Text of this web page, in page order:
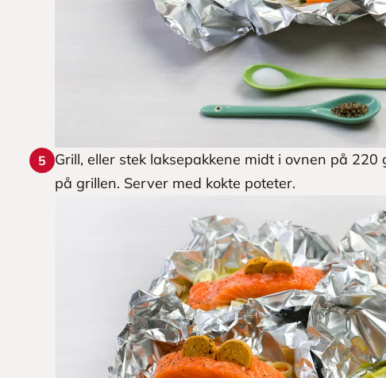
5
Grill, eller stek laksepakkene midt i ovnen på
på grillen. Server med kokte poteter.